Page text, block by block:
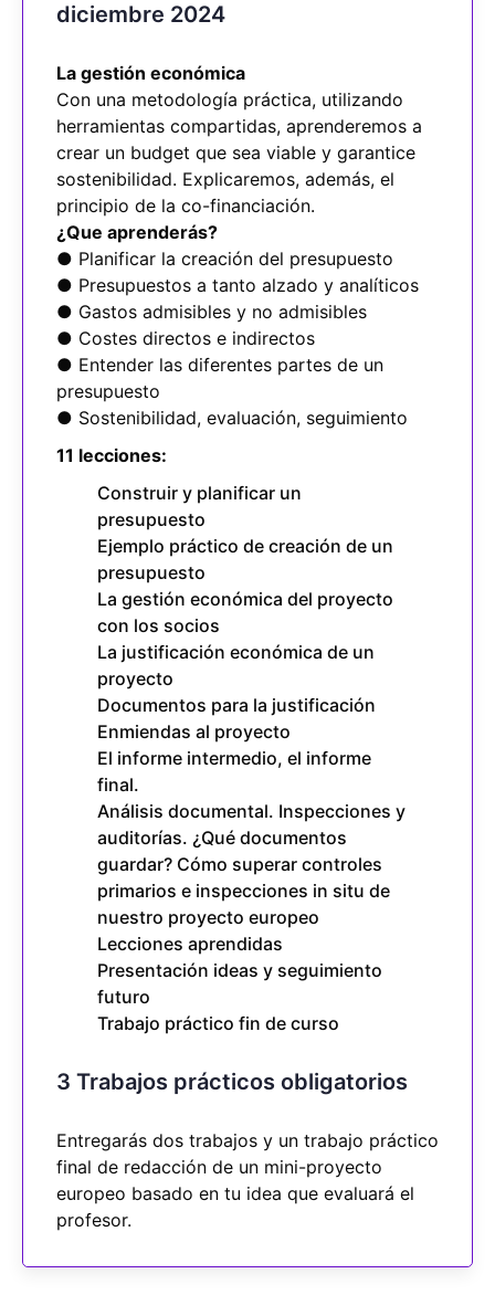
diciembre 2024
La gestión económica
Con una metodología práctica, utilizando
herramientas compartidas, aprenderemos a
crear un budget que sea viable y garantice
sostenibilidad. Explicaremos, además, el
principio de la co-financiación.
¿Que aprenderás?
● Planificar la creación del presupuesto
● Presupuestos a tanto alzado y analíticos
● Gastos admisibles y no admisibles
● Costes directos e indirectos
● Entender las diferentes partes de un
presupuesto
● Sostenibilidad, evaluación, seguimiento
11 lecciones:
Construir y planificar un
presupuesto
Ejemplo práctico de creación de un
presupuesto
La gestión económica del proyecto
con los socios
La justificación económica de un
proyecto
Documentos para la justificación
Enmiendas al proyecto
El informe intermedio, el informe
final.
Análisis documental. Inspecciones y
auditorías. ¿Qué documentos
guardar? Cómo superar controles
primarios e inspecciones in situ de
nuestro proyecto europeo
Lecciones aprendidas
Presentación ideas y seguimiento
futuro
Trabajo práctico fin de curso
3 Trabajos prácticos obligatorios
Entregarás dos trabajos y un trabajo práctico
final de redacción de un mini-proyecto
europeo basado en tu idea que evaluará el
profesor.